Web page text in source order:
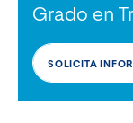
Grado en
SOLICITA